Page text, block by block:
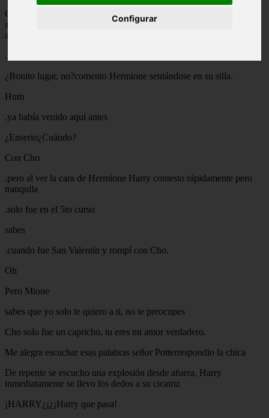
Configurar
Cuando llegaron a Hogsmade, lo primero que hicieron fue ir a el
salón para tomar té de Madame Pudipié era un lugar que estaba
adornado según la fecha, y como era San Valentín
.la mayoría de las parejas se encontraban allí.
¿Bonito lugar, no?comento Hermione sentándose en su silla.
Hum
.ya había venido aquí antes
¿Enserio¿Cuándo?
Con Cho
.pero al ver la cara de Hermione Harry contesto rápidamente pero
tranquila
.solo fue en el 5to curso
sabes
.cuando fue San Valentín y rompí con Cho.
Oh
Pero Mione
sabes que yo solo te quiero a ti, no te preocupes
Cho solo fue un capricho, tu eres mi amor verdadero.
Me alegra escuchar esas palabras señor Potterrespondio la chica
De repente se escucho una explosión desde afuera, Harry
inmediatamente se llevo los dedos a su cicatriz
¡HARRY¿¡¿¡Harry que pasa!